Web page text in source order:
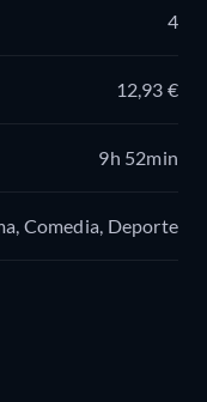
4
12,93 €
9h 52min
Comedia, Deporte